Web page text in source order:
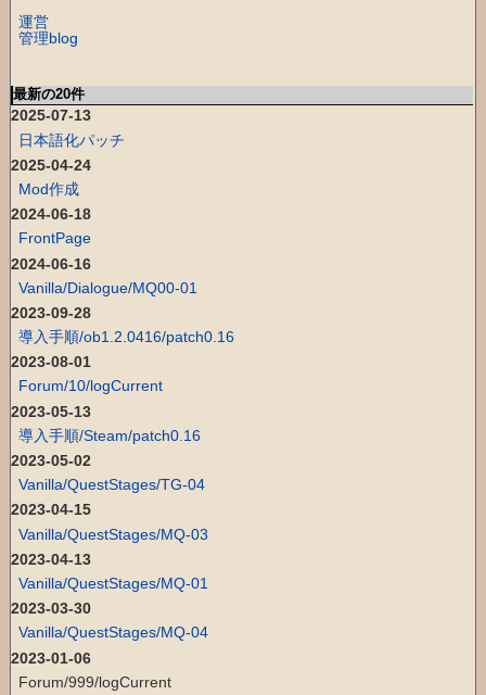
運営
管理blog
最新の20件
2025-07-13
日本語化パッチ
2025-04-24
Mod作成
2024-06-18
FrontPage
2024-06-16
Vanilla/Dialogue/MQ00-01
2023-09-28
導入手順/ob1.2.0416/patch0.16
2023-08-01
Forum/10/logCurrent
2023-05-13
導入手順/Steam/patch0.16
2023-05-02
Vanilla/QuestStages/TG-04
2023-04-15
Vanilla/QuestStages/MQ-03
2023-04-13
Vanilla/QuestStages/MQ-01
2023-03-30
Vanilla/QuestStages/MQ-04
2023-01-06
Forum/999/logCurrent